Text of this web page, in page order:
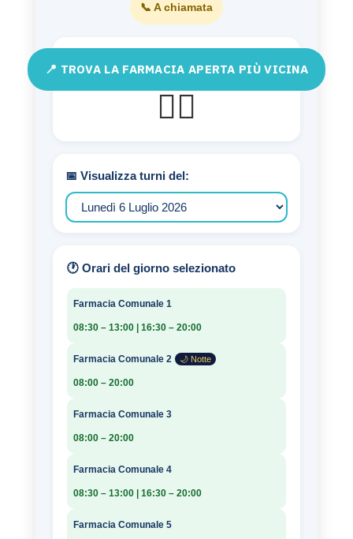
📞 A chiamata
📍 TROVA LA FARMACIA APERTA PIÙ VICINA
🧍‍♂️
📅 Visualizza turni del:
🕐 Orari del giorno selezionato
Farmacia Comunale 1
08:30 – 13:00 | 16:30 – 20:00
Farmacia Comunale 2 🌙 Notte
08:00 – 20:00
Farmacia Comunale 3
08:00 – 20:00
Farmacia Comunale 4
08:30 – 13:00 | 16:30 – 20:00
Farmacia Comunale 5